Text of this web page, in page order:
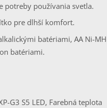
potreby používania svetla.
pre dlhší komfort.
batériami, AA Ni-MH
batériami.
G3 S5 LED, Farebná teplota